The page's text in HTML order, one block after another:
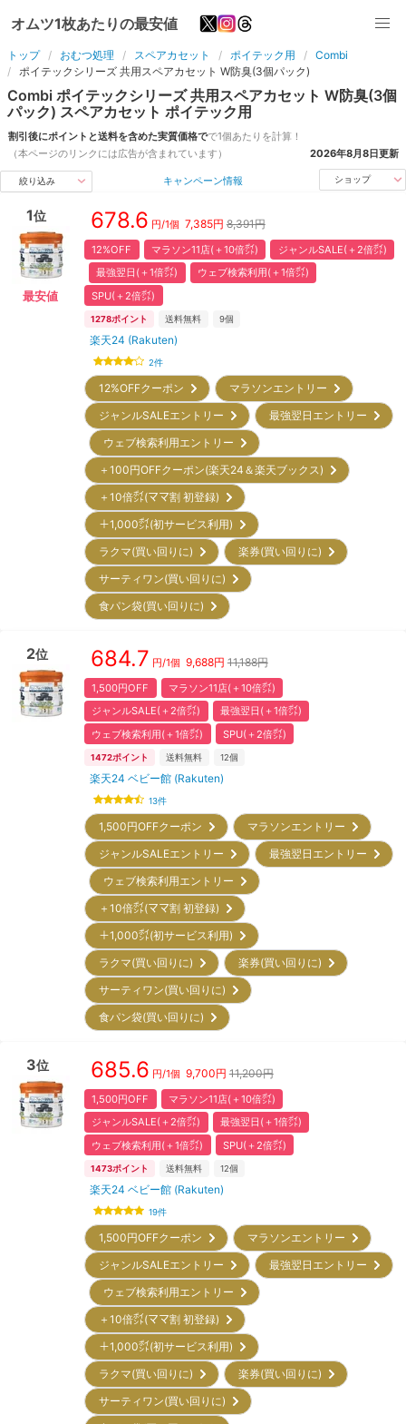
オムツ1枚あたりの最安値
トップ おむつ処理 スペアカセット ポイテック用
Combi
ポイテックシリーズ 共用スペアカセット W防臭(3個パック)
Combi ポイテックシリーズ 共用スペアカセット W防臭(3個
パック) スペアカセット ポイテック用
割引後にポイントと送料を含めた実質価格でで1個あたりを計算！
（本ページのリンクには広告が含まれています）
2026年8月8日更新
絞り込み キャンペーン情報 ショップ
1位
最安値
678.6 円/1個 7,385円 8,391円
12%OFF マラソン11店(＋10倍㌽)
ジャンルSALE(＋2倍㌽)
最強翌日(＋1倍㌽)
ウェブ検索利用(＋1倍㌽)
SPU(＋2倍㌽)
1278ポイント 送料無料 9個
楽天24 (Rakuten)
2件
12%OFFクーポン
マラソンエントリー
ジャンルSALEエントリー
最強翌日エントリー
ウェブ検索利用エントリー
＋100円OFFクーポン(楽天24＆楽天ブックス)
＋10倍㌽(ママ割 初登録)
＋1,000㌽(初サービス利用)
ラクマ(買い回りに)
楽券(買い回りに)
サーティワン(買い回りに)
食パン袋(買い回りに)
2位 684.7 円/1個 9,688円 11,188円
1,500円OFF
マラソン11店(＋10倍㌽)
ジャンルSALE(＋2倍㌽)
最強翌日(＋1倍㌽)
ウェブ検索利用(＋1倍㌽)
SPU(＋2倍㌽)
1472ポイント 送料無料 12個
楽天24 ベビー館 (Rakuten)
13件
1,500円OFFクーポン
マラソンエントリー
ジャンルSALEエントリー
最強翌日エントリー
ウェブ検索利用エントリー
＋10倍㌽(ママ割 初登録)
＋1,000㌽(初サービス利用)
ラクマ(買い回りに)
楽券(買い回りに)
サーティワン(買い回りに)
食パン袋(買い回りに)
3位 685.6 円/1個 9,700円 11,200円
1,500円OFF
マラソン11店(＋10倍㌽)
ジャンルSALE(＋2倍㌽)
最強翌日(＋1倍㌽)
ウェブ検索利用(＋1倍㌽)
SPU(＋2倍㌽)
1473ポイント 送料無料 12個
楽天24 ベビー館 (Rakuten)
19件
1,500円OFFクーポン
マラソンエントリー
ジャンルSALEエントリー
最強翌日エントリー
ウェブ検索利用エントリー
＋10倍㌽(ママ割 初登録)
＋1,000㌽(初サービス利用)
ラクマ(買い回りに)
楽券(買い回りに)
サーティワン(買い回りに)